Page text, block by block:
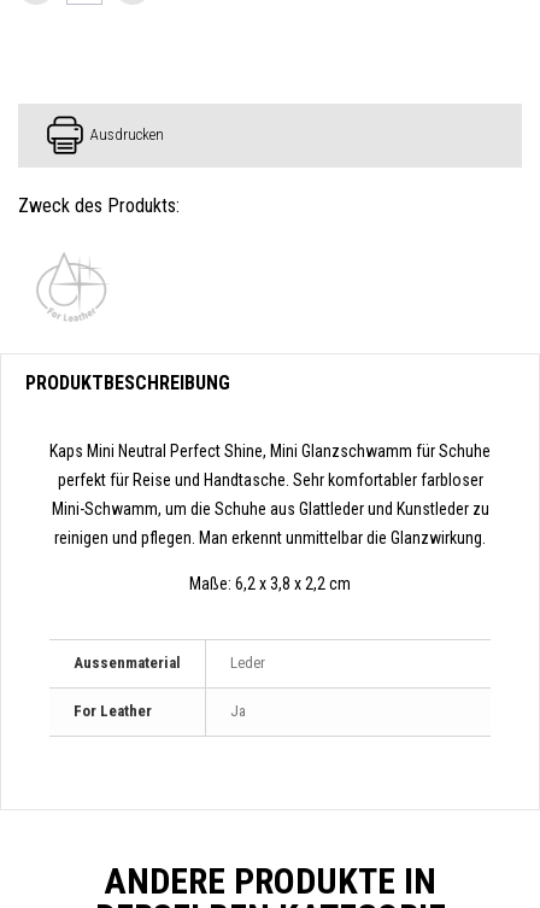
Ausdrucken
Zweck des Produkts:
PRODUKTBESCHREIBUNG
Kaps Mini Neutral Perfect Shine, Mini Glanzschwamm für Schuhe
perfekt für Reise und Handtasche. Sehr komfortabler farbloser
Mini-Schwamm, um die Schuhe aus Glattleder und Kunstleder zu
reinigen und pflegen. Man erkennt unmittelbar die Glanzwirkung.
Maße: 6,2 x 3,8 x 2,2 cm
Aussenmaterial Leder
For Leather Ja
ANDERE PRODUKTE IN